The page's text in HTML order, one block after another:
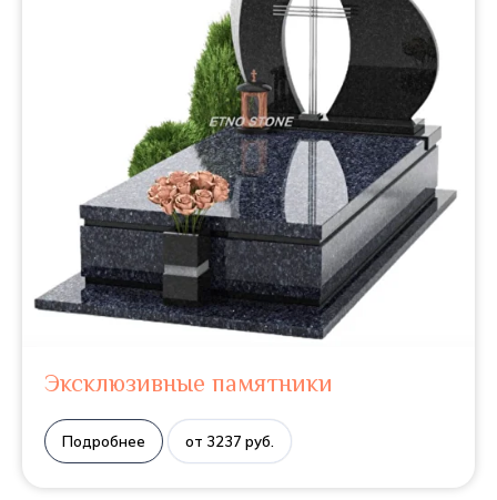
Эксклюзивные памятники
Подробнее от 3237 руб.